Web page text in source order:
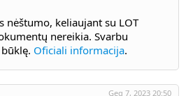
nėštumo, keliaujant su LOT
nereikia. Svarbu
Oficiali informacija.
Geg 7, 2023 20:50